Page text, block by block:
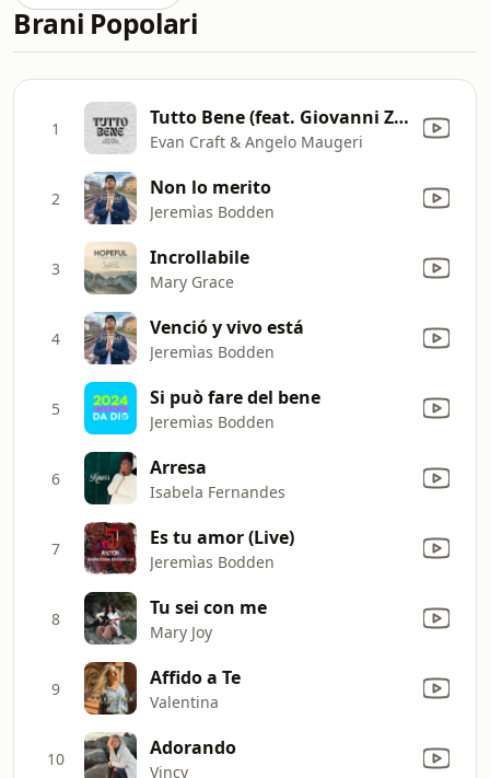
Brani Popolari
1 Tutto Bene (feat. Giovanni Zappalà)
Evan Craft & Angelo Maugeri
2 Non lo merito
Jeremìas Bodden
3 Incrollabile
Mary Grace
4 Venció y vivo está
Jeremìas Bodden
5 Si può fare del bene
Jeremìas Bodden
6 Arresa
Isabela Fernandes
7 Es tu amor (Live)
Jeremìas Bodden
8 Tu sei con me
Mary Joy
9 Affido a Te
Valentina
10 Adorando
Vincy